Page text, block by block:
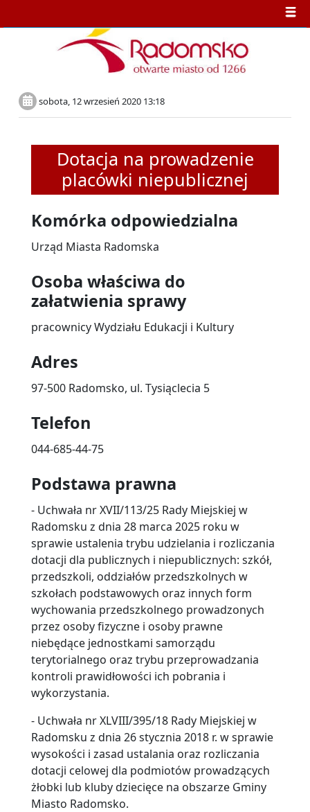
sobota, 12 wrzesień 2020 13:18
Dotacja na prowadzenie
placówki niepublicznej
Komórka odpowiedzialna
Urząd Miasta Radomska
Osoba właściwa do
załatwienia sprawy
pracownicy Wydziału Edukacji i Kultury
Adres
97-500 Radomsko, ul. Tysiąclecia 5
Telefon
044-685-44-75
Podstawa prawna
- Uchwała nr XVII/113/25 Rady Miejskiej w
Radomsku z dnia 28 marca 2025 roku w
sprawie ustalenia trybu udzielania i rozliczania
dotacji dla publicznych i niepublicznych: szkół,
przedszkoli, oddziałów przedszkolnych w
szkołach podstawowych oraz innych form
wychowania przedszkolnego prowadzonych
przez osoby fizyczne i osoby prawne
niebędące jednostkami samorządu
terytorialnego oraz trybu przeprowadzania
kontroli prawidłowości ich pobrania i
wykorzystania.
- Uchwała nr XLVIII/395/18 Rady Miejskiej w
Radomsku z dnia 26 stycznia 2018 r. w sprawie
wysokości i zasad ustalania oraz rozliczania
dotacji celowej dla podmiotów prowadzących
żłobki lub kluby dziecięce na obszarze Gminy
Miasto Radomsko.